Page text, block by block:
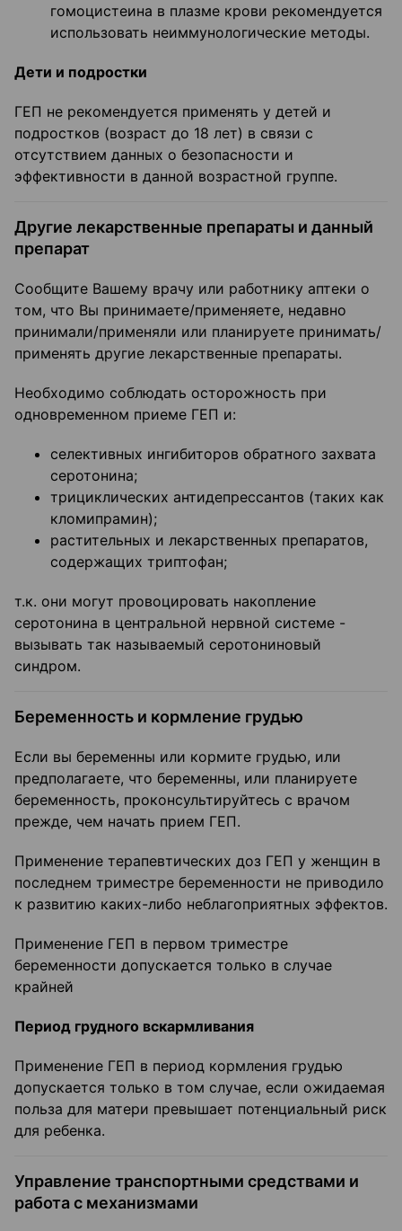
гомоцистеина в плазме крови рекомендуется
использовать неиммунологические методы.
Дети и подростки
ГЕП не рекомендуется применять у детей и
подростков (возраст до 18 лет) в связи с
отсутствием данных о безопасности и
эффективности в данной возрастной группе.
Другие лекарственные препараты и данный
препарат
Сообщите Вашему врачу или работнику аптеки о
том, что Вы принимаете/применяете, недавно
принимали/применяли или планируете принимать/
применять другие лекарственные препараты.
Необходимо соблюдать осторожность при
одновременном приеме ГЕП и:
селективных ингибиторов обратного захвата
серотонина;
трициклических антидепрессантов (таких как
кломипрамин);
растительных и лекарственных препаратов,
содержащих триптофан;
т.к. они могут провоцировать накопление
серотонина в центральной нервной системе -
вызывать так называемый серотониновый
синдром.
Беременность и кормление грудью
Если вы беременны или кормите грудью, или
предполагаете, что беременны, или планируете
беременность, проконсультируйтесь с врачом
прежде, чем начать прием ГЕП.
Применение терапевтических доз ГЕП у женщин в
последнем триместре беременности не приводило
к развитию каких-либо неблагоприятных эффектов.
Применение ГЕП в первом триместре
беременности допускается только в случае
крайней
Период грудного вскармливания
Применение ГЕП в период кормления грудью
допускается только в том случае, если ожидаемая
польза для матери превышает потенциальный риск
для ребенка.
Управление транспортными средствами и
работа с механизмами